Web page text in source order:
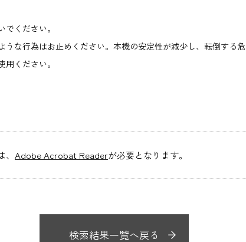
ください。
な行為はお止めください。本機の安定性が減少し、転倒する
ください。
Adobe Acrobat Readerが必要となります。
検索結果一覧へ戻る